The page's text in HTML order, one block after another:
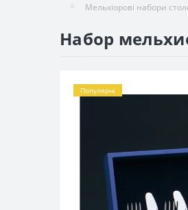
Мельхіорові набори
Набор
Популярні